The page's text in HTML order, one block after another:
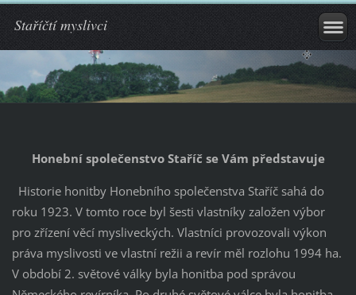
Staříčtí myslivci
Honební společenstvo Staříč se Vám představuje
Historie honitby Honebního společenstva Staříč sahá do
roku 1923. V tomto roce byl šesti vlastníky založen výbor
pro zřízení věcí mysliveckých. Vlastníci provozovali výkon
práva myslivosti ve vlastní režii a revír měl rozlohu 1994 ha.
V období 2. světové války byla honitba pod správou